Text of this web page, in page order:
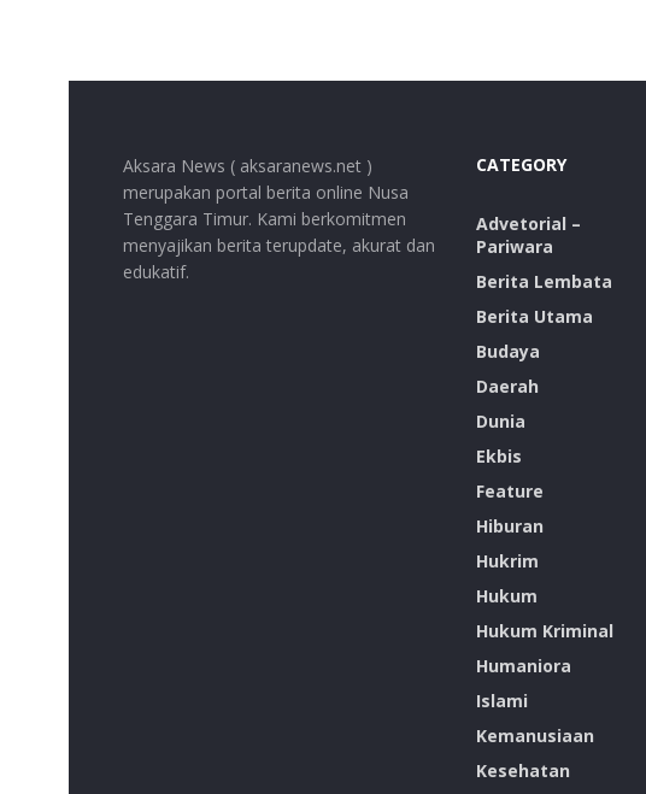
Aksara News ( aksaranews.net )
merupakan portal berita online Nusa
Tenggara Timur. Kami berkomitmen
menyajikan berita terupdate, akurat dan
edukatif.
CATEGORY
Advetorial –
Pariwara
Berita Lembata
Berita Utama
Budaya
Daerah
Dunia
Ekbis
Feature
Hiburan
Hukrim
Hukum
Hukum Kriminal
Humaniora
Islami
Kemanusiaan
Kesehatan